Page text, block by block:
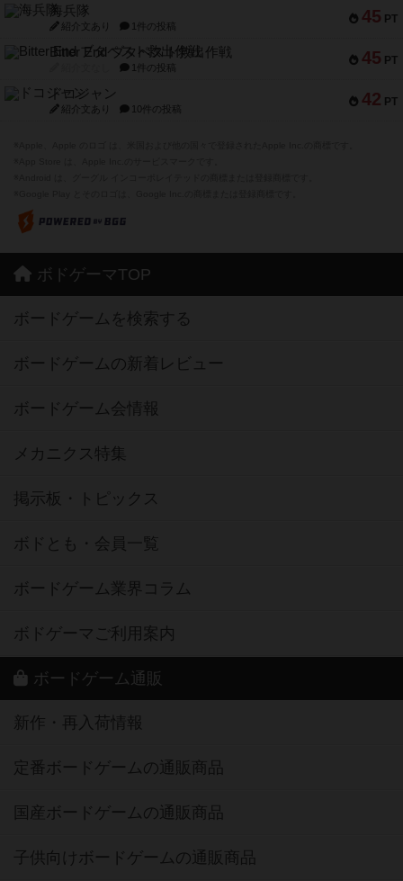
45 PT
海兵隊
紹介文あり 1件の投稿
45 PT
Bitter End ブタペスト救出作戦
1件の投稿
42 PT
ドコジャン
紹介文あり 10件の投稿
ボドゲーマTOP
ボードゲームを検索する
ボードゲームの新着レビュー
ボードゲーム会情報
メカニクス特集
掲示板・トピックス
ボドとも・会員一覧
ボードゲーム業界コラム
ボドゲーマご利用案内
ボードゲーム通販
新作・再入荷情報
定番ボードゲームの通販商品
国産ボードゲームの通販商品
子供向けボードゲームの通販商品